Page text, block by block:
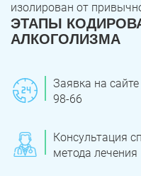
изолирован от
ЭТАПЫ
АЛКОГОЛИЗМА
Заявка на
98-66
Консультация
метода лечения